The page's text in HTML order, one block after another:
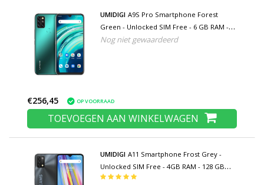
UMIDIGI A9S Pro Smartphone Forest
Green - Unlocked SIM Free - 6 GB RAM -
128 GB Opslag - 48MP Quad Camera -
Nog niet gewaardeerd
€256,45 OP VOORRAAD
TOEVOEGEN AAN WINKELWAGEN
UMIDIGI A11 Smartphone Frost Grey -
Unlocked SIM Free - 4GB RAM - 128 GB
Opslag - 16MP Triple Camera - 5150mAh